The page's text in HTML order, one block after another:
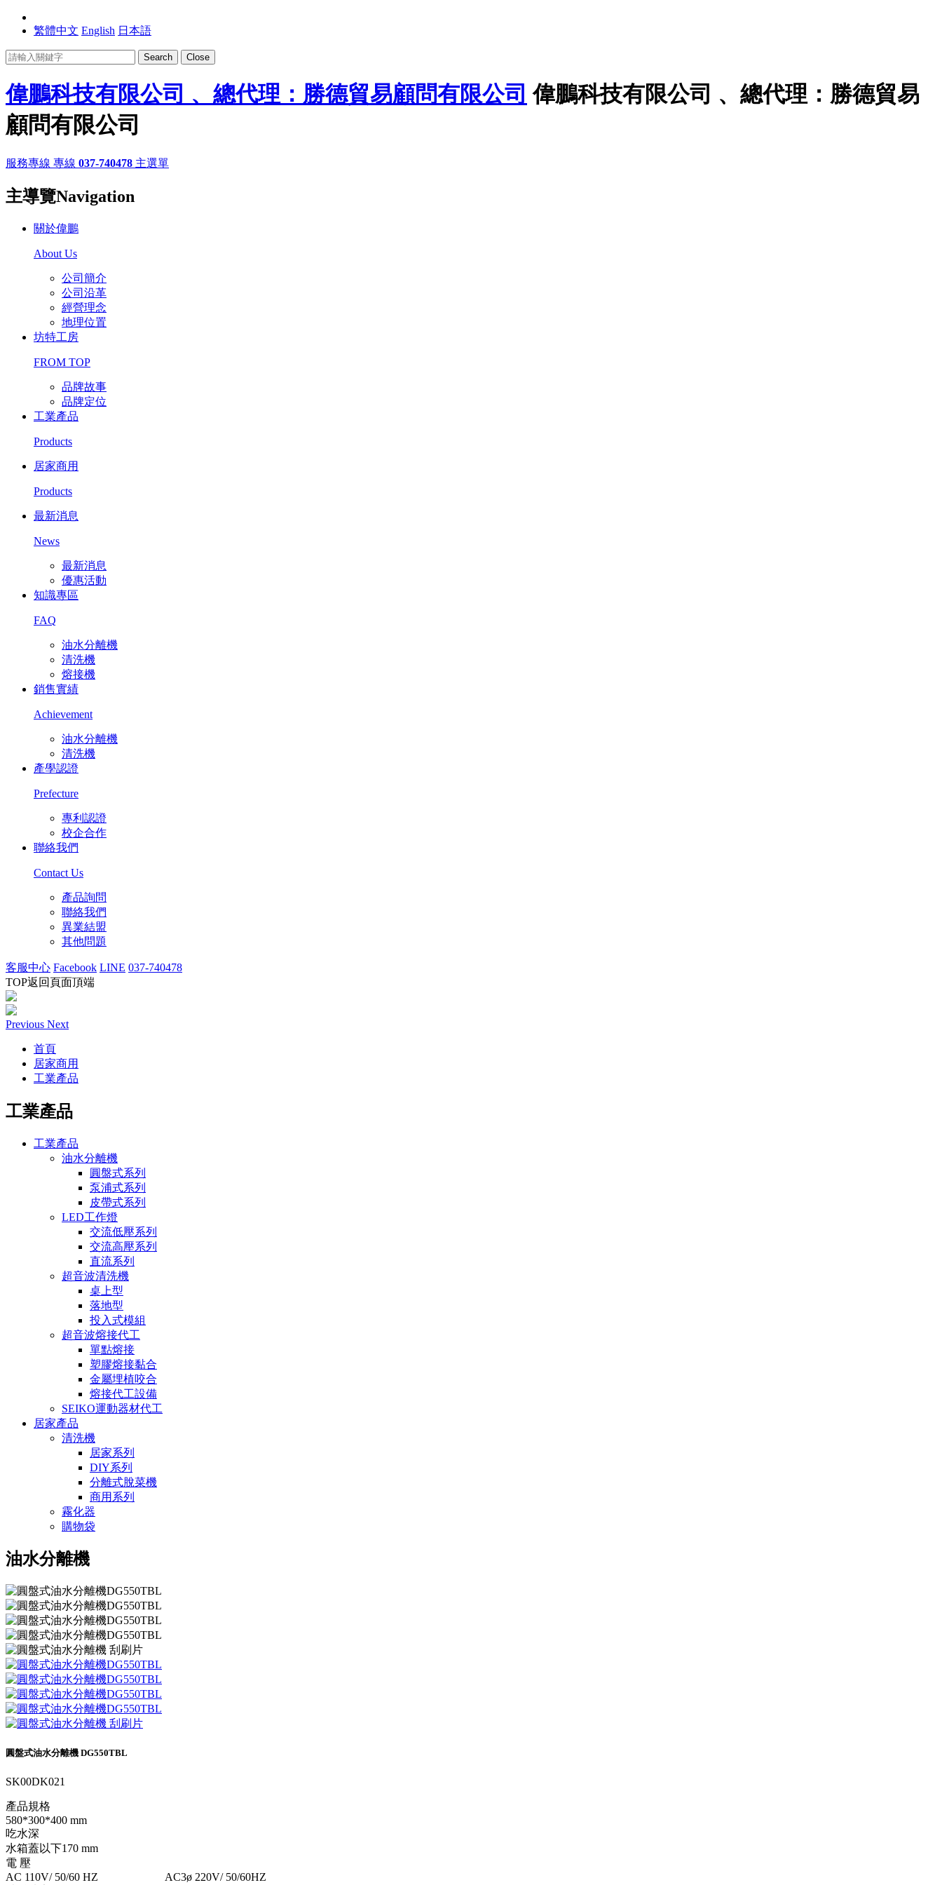
繁體中文 English 日本語
Search Close
偉鵬科技有限公司 、總代理：勝德貿易顧問有限公司 偉鵬科技有限公司 、總代理：勝德貿易
顧問有限公司
服務專線 專線 037-740478 主選單
主導覽Navigation
關於偉鵬
About Us
公司簡介
公司沿革
經營理念
地理位置
坊特工房
FROM TOP
品牌故事
品牌定位
工業產品
Products
居家商用
Products
最新消息
News
最新消息
優惠活動
知識專區
FAQ
油水分離機
清洗機
熔接機
銷售實績
Achievement
油水分離機
清洗機
產學認證
Prefecture
專利認證
校企合作
聯絡我們
Contact Us
產品詢問
聯絡我們
異業結盟
其他問題
客服中心 Facebook LINE 037-740478
TOP返回頁面頂端
Previous Next
首頁
居家商用
工業產品
工業產品
工業產品
油水分離機
圓盤式系列
泵浦式系列
皮帶式系列
LED工作燈
交流低壓系列
交流高壓系列
直流系列
超音波清洗機
桌上型
落地型
投入式模組
超音波熔接代工
單點熔接
塑膠熔接黏合
金屬埋植咬合
熔接代工設備
SEIKO運動器材代工
居家產品
清洗機
居家系列
DIY系列
分離式脫菜機
商用系列
霧化器
購物袋
油水分離機
圓盤式油水分離機 DG550TBL
SK00DK021
產品規格
580*300*400 mm
吃水深
水箱蓋以下170 mm
電 壓
AC 110V/ 50/60 HZ AC3ø 220V/ 50/60HZ